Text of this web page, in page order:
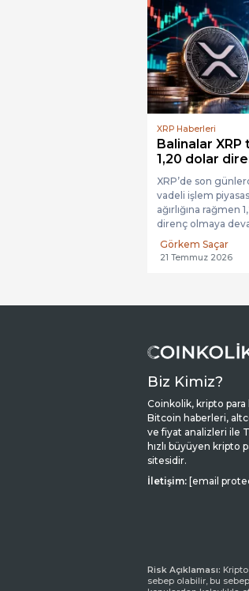
XRP Haberleri
Balinalar
1,20 dolar
XRP’de son
vadeli işlem
ağırlığına rağmen
direnç olmaya
Görkem Saçar
21 Temmuz 2026
Biz Kimiz?
Coinkolik, kripto para
Bitcoin haberleri,
ve fiyat analizleri ile
hızlı büyüyen kripto
sitesidir.
İletişim: [email
Risk Açıklaması:
sebep olabilir, bu